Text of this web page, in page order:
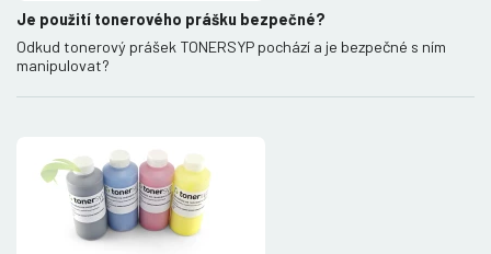
Je použití tonerového prášku bezpečné?
Odkud tonerový prášek TONERSYP pochází a je bezpečné s ním
manipulovat?